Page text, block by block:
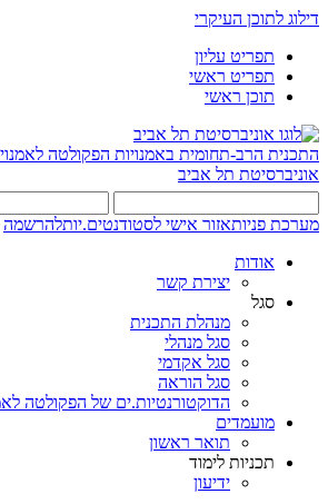
דילוג לתוכן העיקרי
תפריט עליון
תפריט ראשי
תוכן ראשי
התכנית הרב-תחומית באמנויות הפקולטה
אוניברסיטת תל אביב
מערכת פניותאזור אישי לסטודנטים.יותלהרשמה
אודות
יצירת קשר
סגל
מנהלת התכנית
סגל מנהלי
סגל אקדמי
סגל הוראה
הדוקטורנטיות.ים של הפקולטה
מועמדים
תואר ראשון
תכניות לימוד
ידיעון